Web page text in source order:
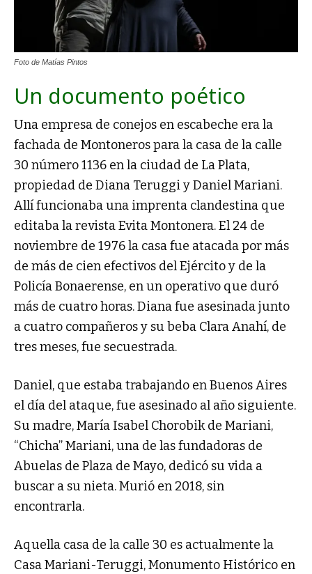
Foto de Matías Pintos
Un documento poético
Una empresa de conejos en escabeche era la
fachada de Montoneros para la casa de la calle
30 número 1136 en la ciudad de La Plata,
propiedad de Diana Teruggi y Daniel Mariani.
Allí funcionaba una imprenta clandestina que
editaba la revista Evita Montonera. El 24 de
noviembre de 1976 la casa fue atacada por más
de más de cien efectivos del Ejército y de la
Policía Bonaerense, en un operativo que duró
más de cuatro horas. Diana fue asesinada junto
a cuatro compañeros y su beba Clara Anahí, de
tres meses, fue secuestrada.
Daniel, que estaba trabajando en Buenos Aires
el día del ataque, fue asesinado al año siguiente.
Su madre, María Isabel Chorobik de Mariani,
“Chicha” Mariani, una de las fundadoras de
Abuelas de Plaza de Mayo, dedicó su vida a
buscar a su nieta. Murió en 2018, sin
encontrarla.
Aquella casa de la calle 30 es actualmente la
Casa Mariani-Teruggi, Monumento Histórico en